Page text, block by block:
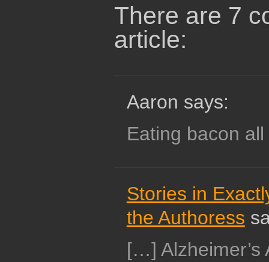
There are 7
article:
Aaron says:
Eating bacon
Stories in
the Authoress
[…] Alzheimer’s